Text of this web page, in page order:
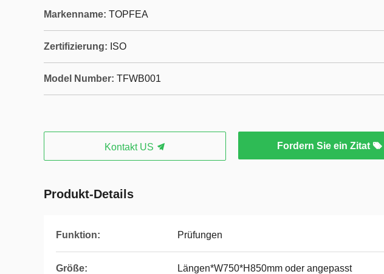
Markenname: TOPFEA
Zertifizierung: ISO
Model Number: TFWB001
Kontakt US Fordern Sie ein Zitat
Produkt-Details
Funktion: Prüfungen
Größe: Längen*W750*H850mm oder angepasst